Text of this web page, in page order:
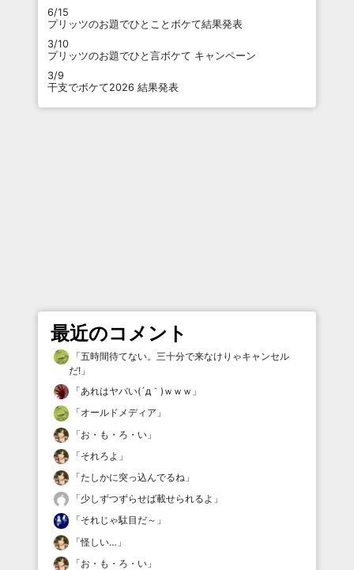
6/15
プリッツのお題でひとことボケて結果発表
3/10
プリッツのお題でひと言ボケて キャンペーン
3/9
干支でボケて2026 結果発表
最近のコメント
「五時間待てない。三十分で来なけりゃキャンセル
だ! 」
「あれはヤバい(´д｀)ｗｗｗ 」
「オールドメディア 」
「お・も・ろ・い 」
「それろよ 」
「たしかに突っ込んでるね 」
「少しずつずらせば載せられるよ 」
「それじゃ駄目だ～ 」
「怪しい… 」
「お・も・ろ・い 」